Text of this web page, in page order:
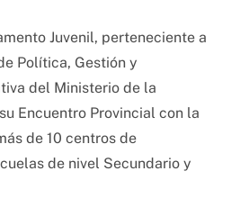
Juvenil, perteneciente a
Política, Gestión y
del Ministerio de la
Encuentro Provincial con la
de 10 centros de
de nivel Secundario y